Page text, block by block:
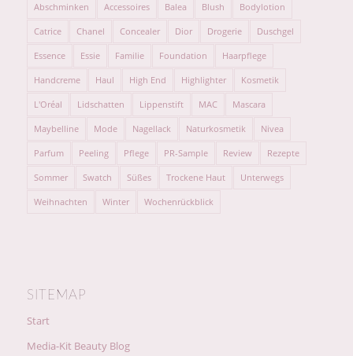
Abschminken Accessoires Balea Blush Bodylotion
Catrice Chanel Concealer Dior Drogerie Duschgel
Essence Essie Familie Foundation Haarpflege
Handcreme Haul High End Highlighter Kosmetik
L'Oréal Lidschatten Lippenstift MAC Mascara
Maybelline Mode Nagellack Naturkosmetik Nivea
Parfum Peeling Pflege PR-Sample Review Rezepte
Sommer Swatch Süßes Trockene Haut Unterwegs
Weihnachten Winter Wochenrückblick
SITEMAP
Start
Media-Kit Beauty Blog